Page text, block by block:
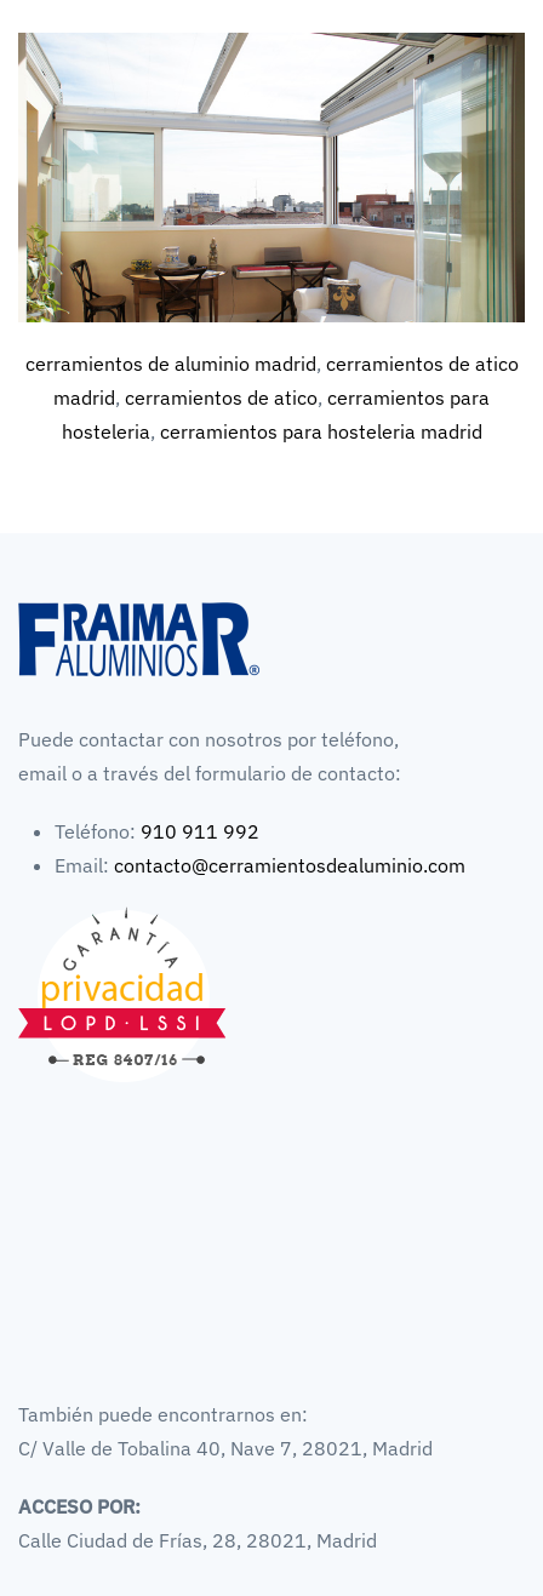
cerramientos de aluminio madrid, cerramientos de atico
madrid, cerramientos de atico, cerramientos para
hosteleria, cerramientos para hosteleria madrid
Puede contactar con nosotros por teléfono,
email o a través del formulario de contacto:
Teléfono: 910 911 992
Email: contacto@cerramientosdealuminio.com
También puede encontrarnos en:
C/ Valle de Tobalina 40, Nave 7, 28021, Madrid
ACCESO POR:
Calle Ciudad de Frías, 28, 28021, Madrid